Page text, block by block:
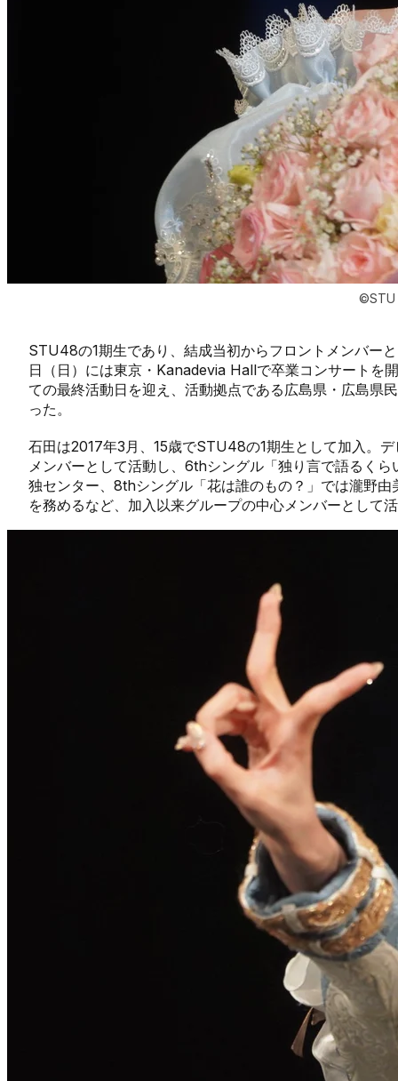
©STU
STU48の1期生であり、結成当初からフロントメンバー
日（日）には東京・Kanadevia Hallで卒業コンサートを
ての最終活動日を迎え、活動拠点である広島県・広島県
った。
石田は2017年3月、15歳でSTU48の1期生として加入。
メンバーとして活動し、6thシングル「独り言で語るく
独センター、8thシングル「花は誰のもの？」では瀧野
を務めるなど、加入以来グループの中心メンバーとして